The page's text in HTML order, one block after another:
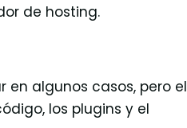
de hosting.
algunos casos, pero el
los plugins y el